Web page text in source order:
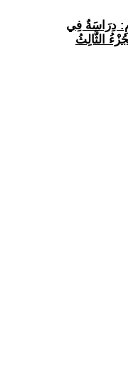
دِرَاسَةٌ فِي
الثَّالِثُ